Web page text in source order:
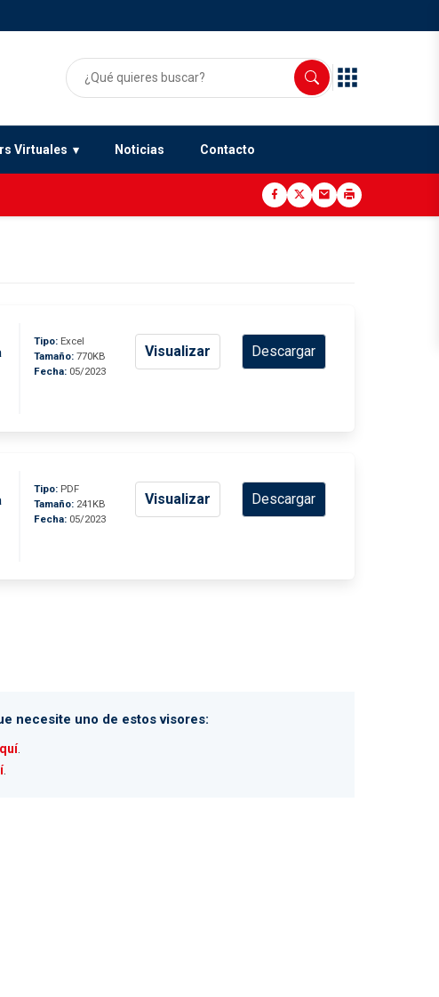
Virtuales Noticias Contacto
Tipo: Excel
Tamaño: 770KB
Fecha: 05/2023
Visualizar Descargar
Tipo: PDF
Tamaño: 241KB
Fecha: 05/2023
Visualizar Descargar
necesite uno de estos visores:
.
.